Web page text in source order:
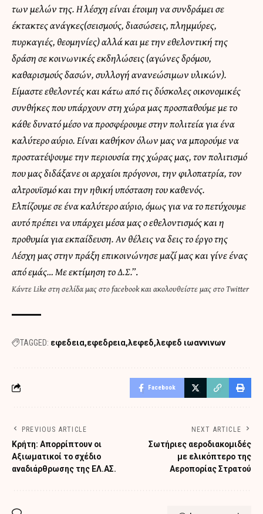
των μελών της. Η λέσχη είναι έτοιμη να συνδράμει σε
έκτακτες ανάγκες(σεισμούς, διασώσεις, πλημμύρες,
πυρκαγιές, θεομηνίες) αλλά και με την εθελοντική της
δράση σε κοινωνικές εκδηλώσεις (αγώνες δρόμου,
καθαρισμούς δασών, συλλογή ανανεώσιμων υλικών).
Είμαστε εθελοντές και κάτω από τις δύσκολες οικονομικές
συνθήκες που υπάρχουν στη χώρα μας προσπαθούμε με το
κάθε δυνατό μέσο να προσφέρουμε στην πολιτεία για ένα
καλύτερο αύριο. Είναι καθήκον όλων μας να μπορούμε να
προστατέψουμε την περιουσία της χώρας μας, τον πολιτισμό
που μας διδάξανε οι αρχαίοι πρόγονοι, την φιλοπατρία, τον
αλτρουϊσμό και την ηθική υπόσταση του καθενός.
Ελπίζουμε σε ένα καλύτερο αύριο, όμως για να το πετύχουμε
αυτό πρέπει να υπάρχει μέσα μας ο εθελοντισμός και η
προθυμία για εκπαίδευση. Αν θέλεις να δεις το έργο της
Λέσχη μας στην πράξη επικοινώνησε μαζί μας και γίνε ένας
από εμάς… Με εκτίμηση το Δ.Σ.”.
ΚάντεLike στη σελίδα μας στο facebookκαιακολουθείστε μας στο Twitter
TAGGED: εφεδεια εφεδρεια λεφεδ λεφεδ ιωαννινων
Facebook
PREVIOUS ARTICLE
Κρήτη: Απορρίπτουν οι
Αξιωματικοί το σχέδιο
αναδιάρθρωσης της ΕΛ.ΑΣ.
NEXT ARTICLE
Σωτήριες αεροδιακομιδές
με ελικόπτερο της
Αεροπορίας Στρατού